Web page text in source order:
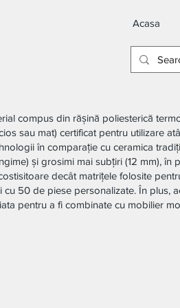
Acasa
compus din rășină poliesterică
sau mat) certificat pentru utilizare
în comparație cu ceramica
și grosimi mai subțiri (12 mm),
decât matrițele folosite
50 de piese personalizate. În plus,
pentru a fi combinate cu mobilier